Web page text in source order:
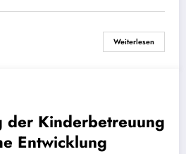
Weiterlesen
der Kinderbetreuung
Entwicklung